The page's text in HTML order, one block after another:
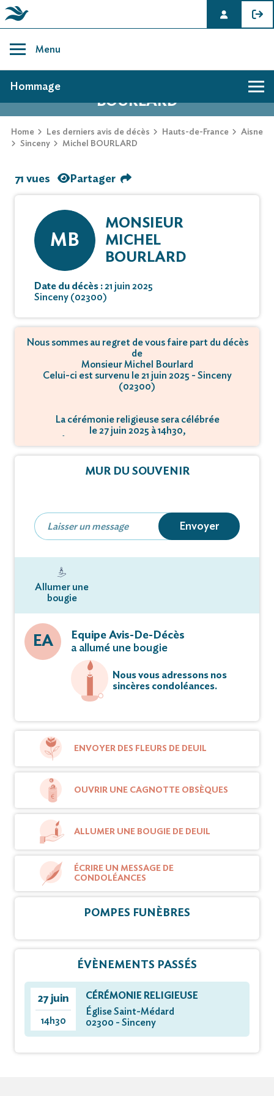
content
Menu
AVIS DE DÉCÈS DE MICHEL
BOURLARD
Home Les derniers avis de décès Hauts-de-France
Aisne
Sinceny
Michel BOURLARD
Hommage
71 vues Partager
MB
MONSIEUR
MICHEL
BOURLARD
Date du décès :21 juin 2025
Sinceny (02300)
Nous sommes au regret de vous faire part du décès
de
Monsieur Michel Bourlard
Celui-ci est survenu le 21 juin 2025 - Sinceny
(02300)
La cérémonie religieuse sera célébrée
le 27 juin 2025 à 14h30,
MUR DU SOUVENIR
Envoyer
Allumer une
bougie
EA
Equipe Avis-De-Décès
a allumé une bougie
Nous vous adressons nos
sincères condoléances.
ENVOYER DES FLEURS DE DEUIL
OUVRIR UNE CAGNOTTE OBSÈQUES
ALLUMER UNE BOUGIE DE DEUIL
ÉCRIRE UN MESSAGE DE
CONDOLÉANCES
POMPES FUNÈBRES
ÉVÈNEMENTS PASSÉS
27 juin
14h30
CÉRÉMONIE RELIGIEUSE
Église Saint-Médard
02300 - Sinceny